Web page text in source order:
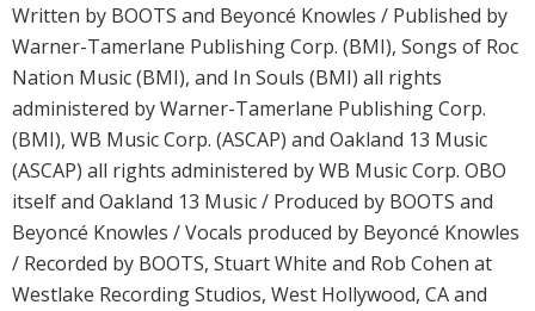
Written by BOOTS and Beyoncé Knowles / Published by
Warner-Tamerlane Publishing Corp. (BMI), Songs of Roc
Nation Music (BMI), and In Souls (BMI) all rights
administered by Warner-Tamerlane Publishing Corp.
(BMI), WB Music Corp. (ASCAP) and Oakland 13 Music
(ASCAP) all rights administered by WB Music Corp. OBO
itself and Oakland 13 Music / Produced by BOOTS and
Beyoncé Knowles / Vocals produced by Beyoncé Knowles
/ Recorded by BOOTS, Stuart White and Rob Cohen at
Westlake Recording Studios, West Hollywood, CA and